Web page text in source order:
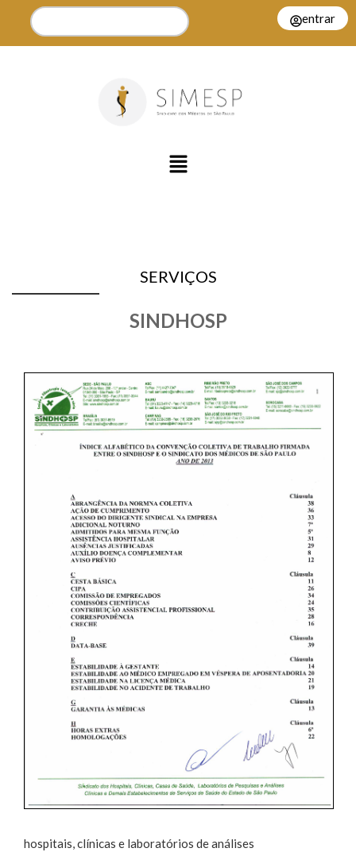
entrar
SERVIÇOS
SINDHOSP
hospitais, clínicas e laboratórios de análises